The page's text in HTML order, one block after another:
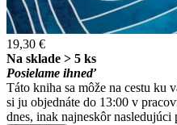
19,30 €
Na sklade > 5 ks
Posielame ihneď
Táto kniha sa môže na cestu
si ju objednáte do 13:00 v
dnes, inak najneskôr nasledujúci